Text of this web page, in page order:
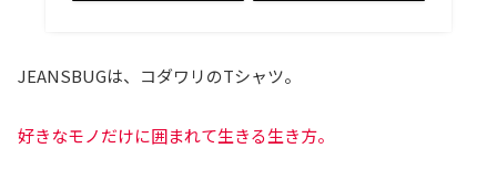
JEANSBUGは、コダワリのTシャツ。
好きなモノだけに囲まれて生きる生き方。